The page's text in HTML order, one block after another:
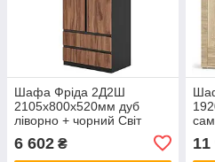
Шафа Фріда 2Д2Ш
2105х800х520мм дуб
ліворно + чорний Світ
6 602 ₴ 11